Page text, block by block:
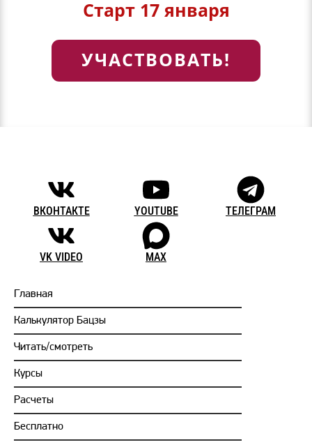
Старт 17 января
УЧАСТВОВАТЬ!
ВКОНТАКТЕ YOUTUBE ТЕЛЕГРАМ
VK VIDEO MAX
Главная
Калькулятор Бацзы
Читать/смотреть
Курсы
Расчеты
Бесплатно